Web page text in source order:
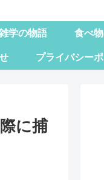
学の物語 食べ
プライバシー
に捕